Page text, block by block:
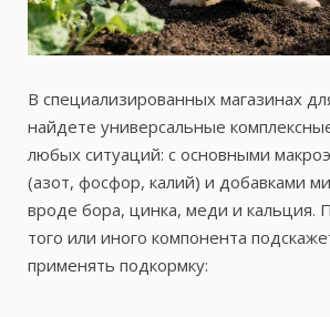
В специализированных магазинах
найдете универсальные
любых ситуаций: с основными
(азот, фосфор, калий) и добавками
вроде бора, цинка, меди и кальция.
того или иного компонента
применять подкормку: